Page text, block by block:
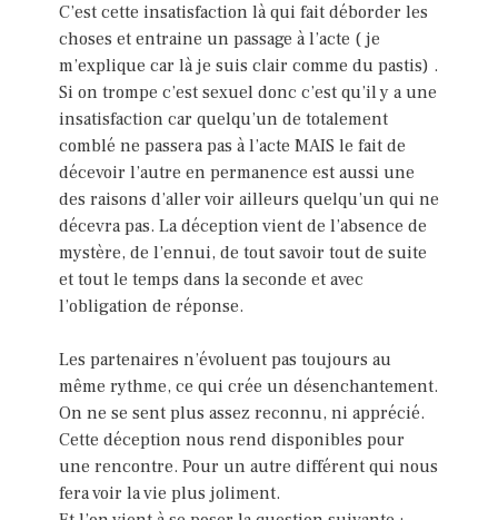
C’est cette insatisfaction là qui fait déborder les
choses et entraine un passage à l’acte ( je
m’explique car là je suis clair comme du pastis) .
Si on trompe c’est sexuel donc c’est qu’il y a une
insatisfaction car quelqu’un de totalement
comblé ne passera pas à l’acte MAIS le fait de
décevoir l’autre en permanence est aussi une
des raisons d’aller voir ailleurs quelqu’un qui ne
décevra pas. La déception vient de l’absence de
mystère, de l’ennui, de tout savoir tout de suite
et tout le temps dans la seconde et avec
l’obligation de réponse.
Les partenaires n’évoluent pas toujours au
même rythme, ce qui crée un désenchantement.
On ne se sent plus assez reconnu, ni apprécié.
Cette déception nous rend disponibles pour
une rencontre. Pour un autre différent qui nous
fera voir la vie plus joliment.